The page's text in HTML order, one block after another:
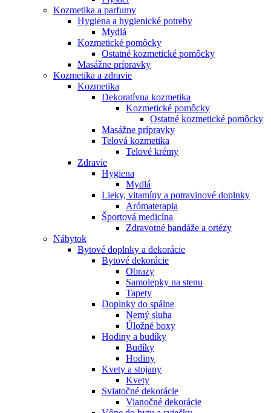
Kozmetika a parfumy
Hygiena a hygienické potreby
Mydlá
Kozmetické pomôcky
Ostatné kozmetické pomôcky
Masážne prípravky
Kozmetika a zdravie
Kozmetika
Dekoratívna kozmetika
Kozmetické pomôcky
Ostatné kozmetické pomôcky
Masážne prípravky
Telová kozmetika
Telové krémy
Zdravie
Hygiena
Mydlá
Lieky, vitamíny a potravinové doplnky
Arómaterapia
Športová medicína
Zdravotné bandáže a ortézy
Nábytok
Bytové doplnky a dekorácie
Bytové dekorácie
Obrazy
Samolepky na stenu
Tapety
Doplnky do spálne
Nemý sluha
Úložné boxy
Hodiny a budíky
Budíky
Hodiny
Kvety a stojany
Kvety
Sviatočné dekorácie
Vianočné dekorácie